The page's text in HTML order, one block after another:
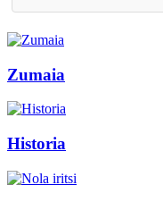
Zumaia
Historia